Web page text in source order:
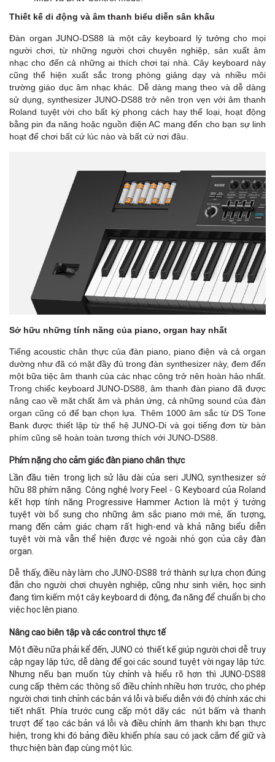
Thiết kế di động và âm thanh biểu diễn sân khấu
Đàn organ JUNO-DS88 là một cây keyboard lý tưởng cho mọi
người chơi, từ những người chơi chuyên nghiệp, sản xuất âm
nhạc cho đến cả những ai thích chơi tại nhà. Cây keyboard này
cũng thể hiện xuất sắc trong phòng giảng dạy và nhiều môi
trường giáo dục âm nhạc khác. Dễ dàng mang theo và dễ dàng
sử dụng, synthesizer JUNO-DS88 trở nên trọn vẹn với âm thanh
Roland tuyệt vời cho bất kỳ phong cách hay thể loại, hoạt động
bằng pin đa năng hoặc nguồn điện AC mang đến cho bạn sự linh
hoạt để chơi bất cứ lúc nào và bất cứ nơi đâu.
Sở hữu những tính năng của piano, organ hay nhất
Tiếng acoustic chân thực của đàn piano, piano điện và cả organ
dường như đã có mặt đầy đủ trong đàn synthesizer này, đem đến
một bữa tiệc âm thanh của các nhạc công trở nên hoàn hảo nhất.
Trong chiếc keyboard JUNO-DS88, âm thanh đàn piano đã được
nâng cao về mặt chất âm và phản ứng, cả những sound của đàn
organ cũng có để bạn chọn lựa. Thêm 1000 âm sắc từ DS Tone
Bank được thiết lập từ thế hệ JUNO-Di và gọi tiếng đơn từ bàn
phím cũng sẽ hoàn toàn tương thích với JUNO-DS88.
Phím nặng cho cảm giác đàn piano chân thực
Lần đầu tiên trong lịch sử lâu dài của seri JUNO, synthesizer sở
hữu 88 phím nặng. Công nghệ Ivory Feel - G Keyboard của Roland
kết hợp tính năng Progressive Hammer Action là một ý tưởng
tuyệt vời bổ sung cho những âm sắc piano mới mẻ, ấn tượng,
mang đến cảm giác chạm rất high-end và khả năng biểu diễn
tuyệt vời mà vẫn thể hiện được vẻ ngoài nhỏ gọn của cây đàn
organ.
Dễ thấy, điều này làm cho JUNO-DS88 trở thành sự lựa chọn đúng
đắn cho người chơi chuyên nghiệp, cũng như sinh viên, học sinh
đang tìm kiếm một cây keyboard di động, đa năng để chuẩn bị cho
việc học lên piano.
Nâng cao biên tập và các control thực tế
Một điều nữa phải kể đến, JUNO có thiết kế giúp người chơi dễ truy
cập ngay lập tức, dễ dàng để gọi các sound tuyệt vời ngay lập tức.
Nhưng nếu bạn muốn tùy chỉnh và hiểu rõ hơn thì JUNO-DS88
cung cấp thêm các thông số điều chỉnh nhiều hơn trước, cho phép
người chơi tinh chỉnh các bản vá lỗi và biểu diễn với độ chính xác chi
tiết nhất. Phía trước cung cấp một dãy các nút bấm và thanh
trượt để tạo các bản vá lỗi và điều chỉnh âm thanh khi bạn thực
hiện, trong khi đó bảng điều khiển phía sau có jack cắm để giữ và
thực hiện bàn đạp cùng một lúc.